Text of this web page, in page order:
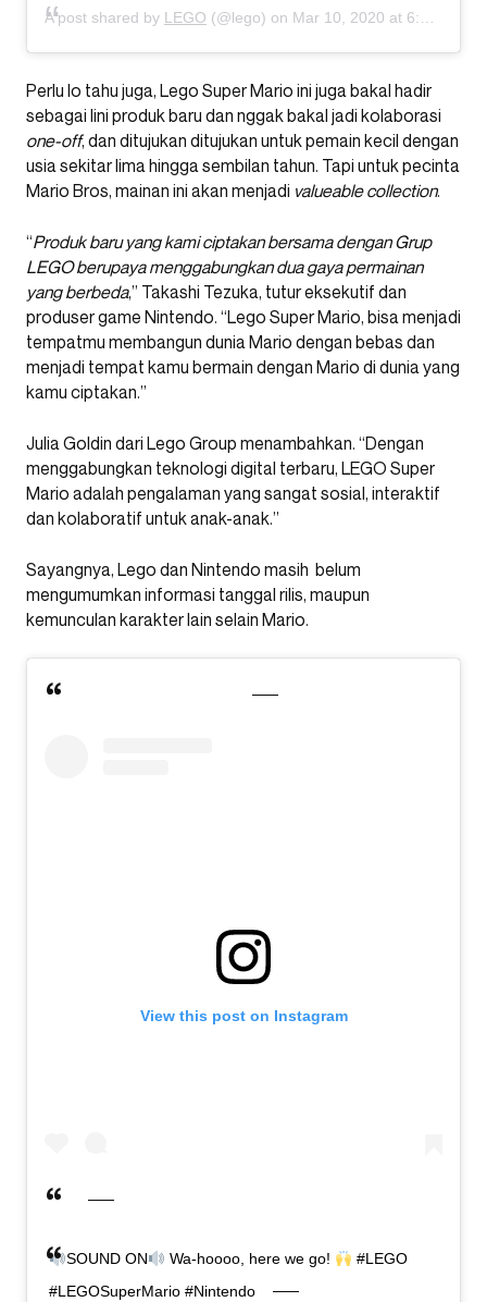
A post shared by LEGO (@lego) on Mar 10, 2020 at 6:00am PDT
Perlu lo tahu juga, Lego Super Mario ini juga bakal hadir
sebagai lini produk baru dan nggak bakal jadi kolaborasi
one-off, dan ditujukan ditujukan untuk pemain kecil dengan
usia sekitar lima hingga sembilan tahun. Tapi untuk pecinta
Mario Bros, mainan ini akan menjadi valueable collection.
“Produk baru yang kami ciptakan bersama dengan Grup
LEGO berupaya menggabungkan dua gaya permainan
yang berbeda,” Takashi Tezuka, tutur eksekutif dan
produser game Nintendo. “Lego Super Mario, bisa menjadi
tempatmu membangun dunia Mario dengan bebas dan
menjadi tempat kamu bermain dengan Mario di dunia yang
kamu ciptakan.”
Julia Goldin dari Lego Group menambahkan. “Dengan
menggabungkan teknologi digital terbaru, LEGO Super
Mario adalah pengalaman yang sangat sosial, interaktif
dan kolaboratif untuk anak-anak.”
Sayangnya, Lego dan Nintendo masih belum
mengumumkan informasi tanggal rilis, maupun
kemunculan karakter lain selain Mario.
View this post on Instagram
SOUND ON Wa-hoooo, here we go!
#LEGO
#LEGOSuperMario #Nintendo